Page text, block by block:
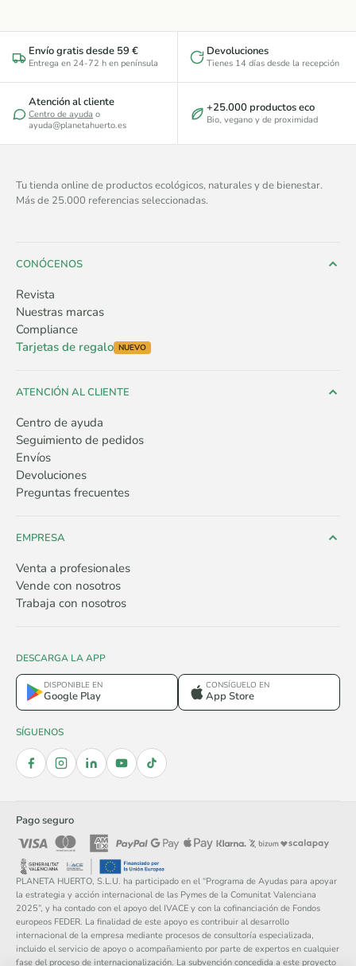
Envío gratis desde 59 €
Entrega en 24-72 h en península
Devoluciones
Tienes 14 días desde la recepción
Atención al cliente
Centro de ayuda o
ayuda@planetahuerto.es
+25.000 productos eco
Bio, vegano y de proximidad
Tu tienda online de productos ecológicos, naturales y de bienestar.
Más de 25.000 referencias seleccionadas.
CONÓCENOS
Revista
Nuestras marcas
Compliance
Tarjetas de regalo NUEVO
ATENCIÓN AL CLIENTE
Centro de ayuda
Seguimiento de pedidos
Envíos
Devoluciones
Preguntas frecuentes
EMPRESA
Venta a profesionales
Vende con nosotros
Trabaja con nosotros
DESCARGA LA APP
DISPONIBLE EN
Google Play
CONSÍGUELO EN
App Store
SÍGUENOS
Pago seguro
PLANETA HUERTO, S.L.U. ha participado en el “Programa de Ayudas para apoyar
la estrategia y acción internacional de las Pymes de la Comunitat Valenciana
2025”, y ha contado con el apoyo del IVACE y con la cofinanciación de Fondos
europeos FEDER. La finalidad de este apoyo es contribuir al desarrollo
internacional de la empresa mediante procesos de consultoría especializada,
incluido el servicio de apoyo o acompañamiento por parte de expertos en cualquier
fase del proceso de internacionalización. La subvención concedida a este proyecto